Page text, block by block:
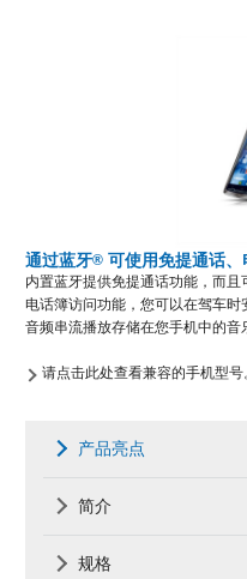
通过蓝牙® 可使用免提通话
内置蓝牙提供免提通话功能，而
电话簿访问功能，您可以在驾车
音频串流播放存储在您手机中的音
请点击此处查看兼容的手机型号
产品亮点
简介
规格